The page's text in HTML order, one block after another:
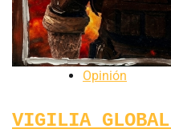
Opinión
VIGILIA GLOBAL